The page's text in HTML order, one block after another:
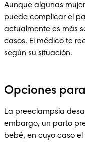
Aunque algunas
puede complicar el
actualmente es más
casos. El médico te
según su situación.
Opciones
La preeclampsia
embargo, un parto
bebé, en cuyo caso